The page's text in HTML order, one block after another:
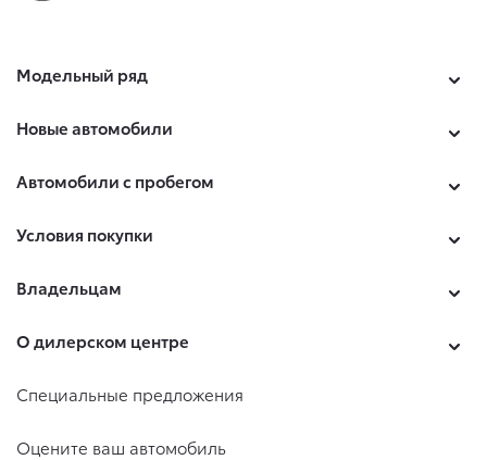
Модельный ряд
Новые автомобили
Автомобили с пробегом
Условия покупки
Владельцам
О дилерском центре
Специальные предложения
Оцените ваш автомобиль